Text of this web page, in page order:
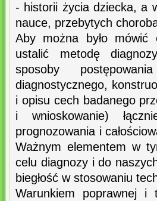
- historii życia dziecka, a
nauce, przebytych
Aby można było
ustalić metodę
sposoby
diagnostycznego,
i opisu cech badanego
i wnioskowanie)
prognozowania i
Ważnym elementem w
celu diagnozy i do
biegłość w stosowaniu
Warunkiem poprawnej i